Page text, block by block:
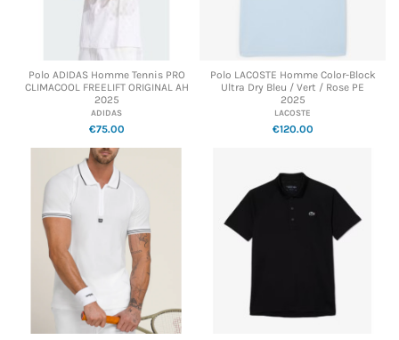
Polo ADIDAS Homme Tennis PRO
CLIMACOOL FREELIFT ORIGINAL AH
2025
ADIDAS
€75.00
Polo LACOSTE Homme Color-Block
Ultra Dry Bleu / Vert / Rose PE
2025
LACOSTE
€120.00